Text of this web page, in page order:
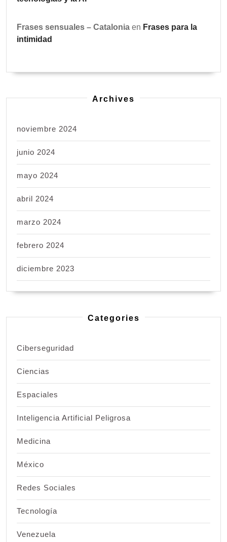
Frases sensuales – Catalonia en Frases para la
intimidad
Archives
noviembre 2024
junio 2024
mayo 2024
abril 2024
marzo 2024
febrero 2024
diciembre 2023
Categories
Ciberseguridad
Ciencias
Espaciales
Inteligencia Artificial Peligrosa
Medicina
México
Redes Sociales
Tecnología
Venezuela